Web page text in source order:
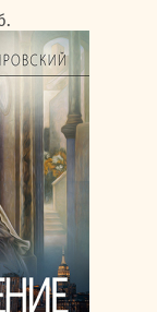
цена:
229,00 руб..